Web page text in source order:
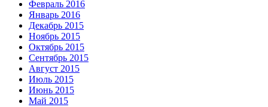
Февраль 2016
Январь 2016
Декабрь 2015
Ноябрь 2015
Октябрь 2015
Сентябрь 2015
Август 2015
Июль 2015
Июнь 2015
Май 2015